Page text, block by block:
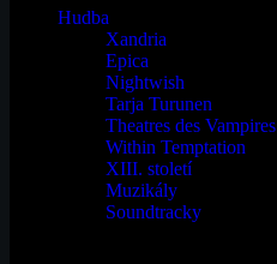
Hudba
Xandria
Epica
Nightwish
Tarja Turunen
Theatres des Vampires
Within Temptation
XIII. století
Muzikály
Soundtracky